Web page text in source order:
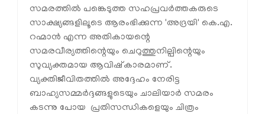
സമരത്തിൽ പങ്കെടുത്ത സഹപ്രവർത്തകരുടെ
സാക്ഷ്യങ്ങളിലൂടെ ആരംഭിക്കുന്ന 'അദ്രയി' കെ.എ.
റഹ്മാൻ എന്ന അതികായന്റെ
സമരവീര്യത്തിന്റെയും ചെറുത്തുനില്പിന്റെയും
സുവ്യക്തമായ ആവിഷ്കാരമാണ്.
വ്യക്തിജീവിതത്തിൽ അദ്ദേഹം നേരിട്ട
ബാഹ്യസമ്മർദ്ദങ്ങളുടെയും ചാലിയാർ സമരം
കടന്നു പോയ പ്രതിസന്ധികളെയും ചിത്രം